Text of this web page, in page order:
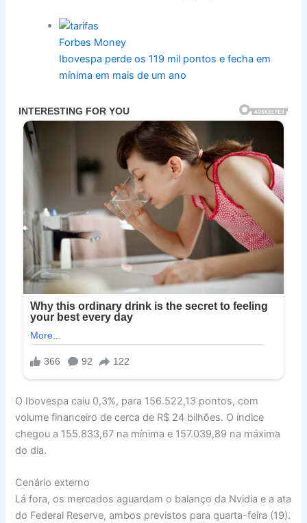
Forbes Money
Ibovespa perde os 119 mil pontos e fecha em
mínima em mais de um ano
O Ibovespa caiu 0,3%, para 156.522,13 pontos, com
volume financeiro de cerca de R$ 24 bilhões. O índice
chegou a 155.833,67 na mínima e 157.039,89 na máxima
do dia.
Cenário externo
Lá fora, os mercados aguardam o balanço da Nvidia e a ata
do Federal Reserve, ambos previstos para quarta-feira (19).